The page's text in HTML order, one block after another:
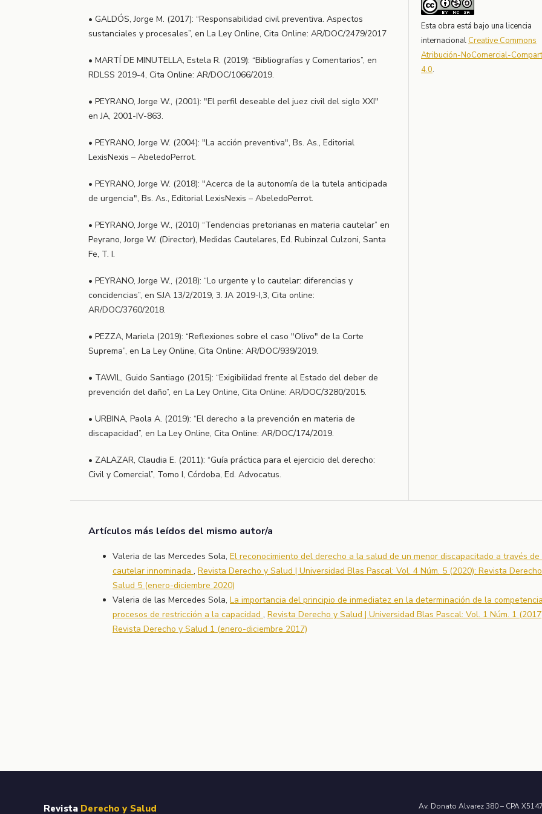
• GALDÓS, Jorge M. (2017): “Responsabilidad civil preventiva. Aspectos
sustanciales y procesales”, en La Ley Online, Cita Online: AR/DOC/2479/2017
• MARTÍ DE MINUTELLA, Estela R. (2019): “Bibliografías y Comentarios”, en
RDLSS 2019-4, Cita Online: AR/DOC/1066/2019.
• PEYRANO, Jorge W., (2001): "El perfil deseable del juez civil del siglo XXI"
en JA, 2001-IV-863.
• PEYRANO, Jorge W. (2004): "La acción preventiva", Bs. As., Editorial
LexisNexis – AbeledoPerrot.
• PEYRANO, Jorge W. (2018): "Acerca de la autonomía de la tutela anticipada
de urgencia", Bs. As., Editorial LexisNexis – AbeledoPerrot.
• PEYRANO, Jorge W., (2010) “Tendencias pretorianas en materia cautelar” en
Peyrano, Jorge W. (Director), Medidas Cautelares, Ed. Rubinzal Culzoni, Santa
Fe, T. I.
• PEYRANO, Jorge W., (2018): “Lo urgente y lo cautelar: diferencias y
concidencias”, en SJA 13/2/2019, 3. JA 2019-I,3, Cita online:
AR/DOC/3760/2018.
• PEZZA, Mariela (2019): “Reflexiones sobre el caso "Olivo" de la Corte
Suprema”, en La Ley Online, Cita Online: AR/DOC/939/2019.
• TAWIL, Guido Santiago (2015): “Exigibilidad frente al Estado del deber de
prevención del daño”, en La Ley Online, Cita Online: AR/DOC/3280/2015.
• URBINA, Paola A. (2019): “El derecho a la prevención en materia de
discapacidad”, en La Ley Online, Cita Online: AR/DOC/174/2019.
• ZALAZAR, Claudia E. (2011): “Guía práctica para el ejercicio del derecho:
Civil y Comercial”, Tomo I, Córdoba, Ed. Advocatus.
Esta obra está bajo una licencia
internacional Creative Commons
Atribución-NoComercial-
4.0.
Artículos más leídos del mismo autor/a
Valeria de las Mercedes Sola, El reconocimiento del derecho a la salud de un menor discapacitado a través de
cautelar innominada , Revista Derecho y Salud | Universidad Blas Pascal: Vol. 4 Núm. 5 (2020): Revista
Salud 5 (enero-diciembre 2020)
Valeria de las Mercedes Sola, La importancia del principio de inmediatez en la determinación de la
procesos de restricción a la capacidad , Revista Derecho y Salud | Universidad Blas Pascal: Vol. 1 Núm. 1
Revista Derecho y Salud 1 (enero-diciembre 2017)
Revista Derecho y Salud Av. Donato Alvarez 380 – CPA